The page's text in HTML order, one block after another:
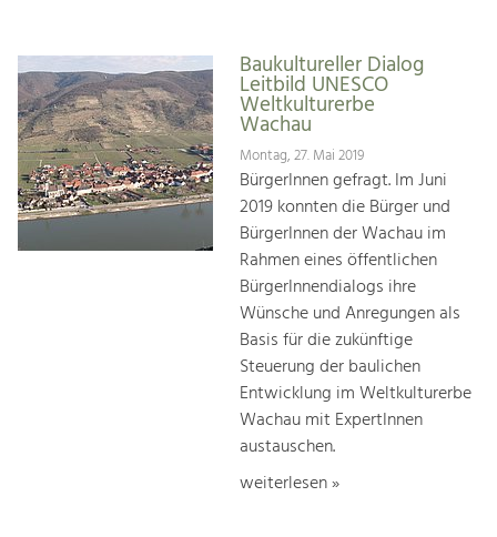
Baukultureller Dialog
Leitbild UNESCO
Weltkulturerbe
Wachau
Montag, 27. Mai 2019
BürgerInnen gefragt. Im Juni
2019 konnten die Bürger und
BürgerInnen der Wachau im
Rahmen eines öffentlichen
BürgerInnendialogs ihre
Wünsche und Anregungen als
Basis für die zukünftige
Steuerung der baulichen
Entwicklung im Weltkulturerbe
Wachau mit ExpertInnen
austauschen.
weiterlesen »